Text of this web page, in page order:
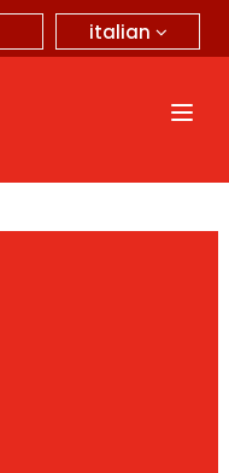
italian